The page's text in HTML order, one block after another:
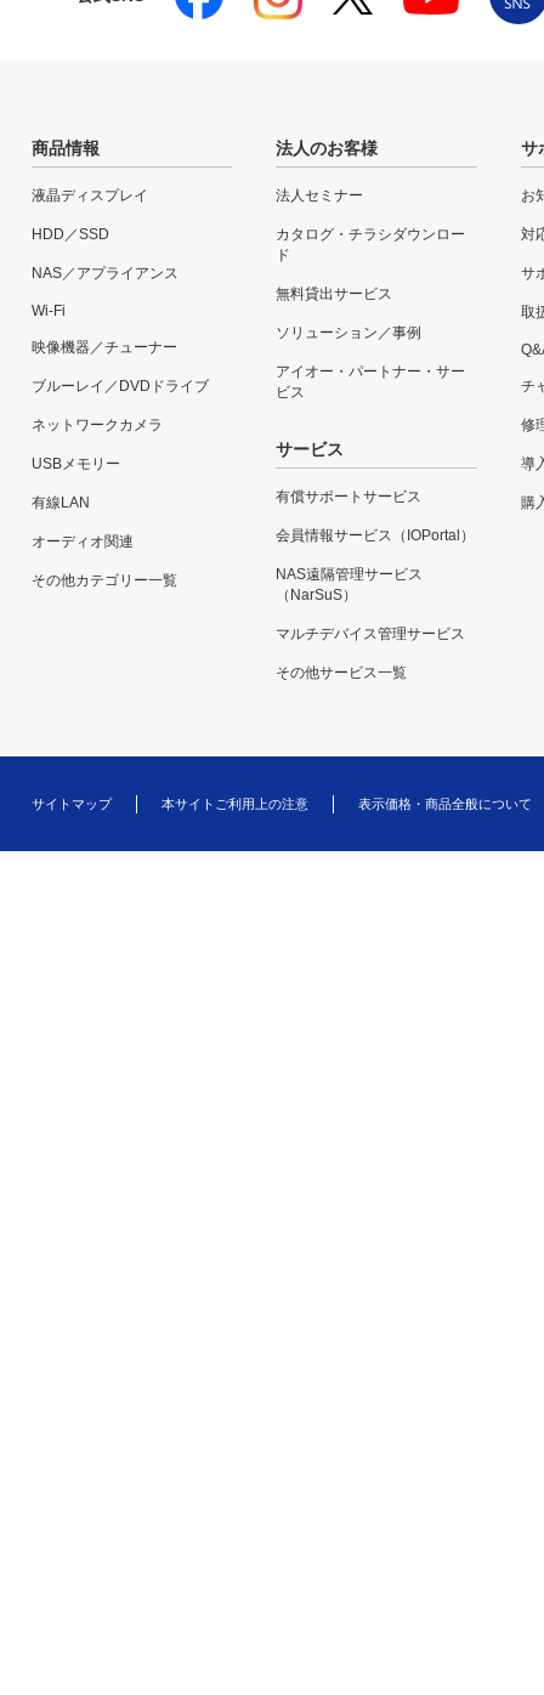
商品情報
液晶ディスプレイ
HDD／SSD
NAS／アプライアンス
Wi-Fi
映像機器／チューナー
ブルーレイ／DVDドライブ
ネットワークカメラ
USBメモリー
有線LAN
オーディオ関連
その他カテゴリー一覧
法人のお客様
法人セミナー
カタログ・チラシダウンロー
ド
無料貸出サービス
ソリューション／事例
アイオー・パートナー・サー
ビス
サービス
有償サポートサービス
会員情報サービス（IOPortal）
NAS遠隔管理サービス
（NarSuS）
マルチデバイス管理サービス
その他サービス一覧
サ
お
対
サ
取
チ
修
導
購
サイトマップ 本サイトご利用上の注意 表示価格・商品全般について